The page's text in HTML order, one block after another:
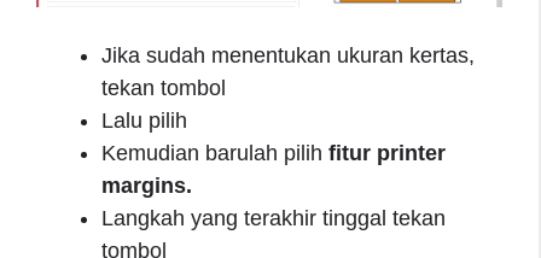
Jika sudah menentukan ukuran kertas,
tekan tombol
Lalu pilih
Kemudian barulah pilih fitur printer
margins.
Langkah yang terakhir tinggal tekan
tombol